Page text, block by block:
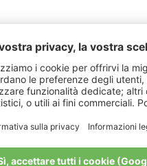
08,00 alle